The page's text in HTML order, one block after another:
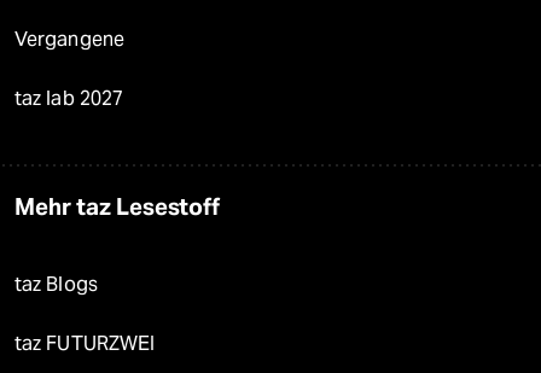
Vergangene
taz lab 2027
Mehr taz Lesestoff
taz Blogs
taz FUTURZWEI